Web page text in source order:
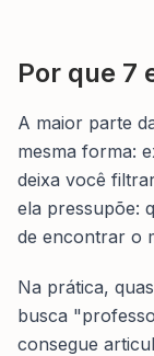
Por que 7
A maior parte
mesma forma:
deixa você
ela pressupõe:
de encontrar o
Na prática,
busca
consegue